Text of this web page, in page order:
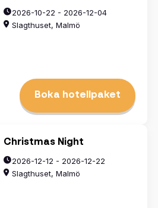
2026-10-22 - 2026-12-04
Slagthuset, Malmö
Boka hotellpaket
Christmas Night
2026-12-12 - 2026-12-22
Slagthuset, Malmö